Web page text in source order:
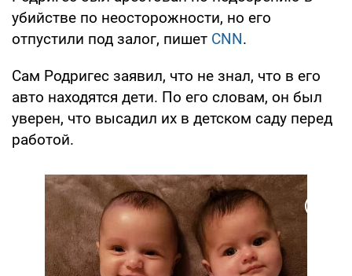
убийстве по неосторожности, но его
отпустили под залог, пишет CNN.
Сам Родригес заявил, что не знал, что в его
авто находятся дети. По его словам, он был
уверен, что высадил их в детском саду перед
работой.